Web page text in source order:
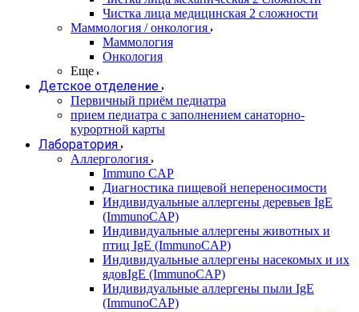
Чистка лица медицинская 2 сложности
Маммология / онкология
Маммология
Онкология
Еще
Детское отделение
Первичный приём педиатра
прием педиатра с заполнением санаторно-
курортной карты
Лаборатория
Аллергология
Immuno CAP
Диагностика пищевой непереносимости
Индивидуальные аллергены деревьев IgE
(ImmunoCAP)
Индивидуальные аллергены животных и
птиц IgE (ImmunoCAP)
Индивидуальные аллергены насекомых и их
ядовIgE (ImmunoCAP)
Индивидуальные аллергены пыли IgE
(ImmunoCAP)